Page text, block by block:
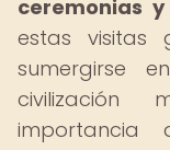
ceremonias
estas visitas
sumergirse